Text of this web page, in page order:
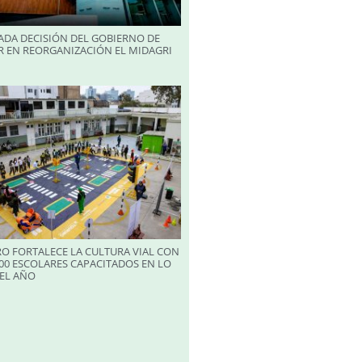
DECISIÓN DEL GOBIERNO DE
EN REORGANIZACIÓN EL MIDAGRI
FORTALECE LA CULTURA VIAL CON
ESCOLARES CAPACITADOS EN LO
AÑO